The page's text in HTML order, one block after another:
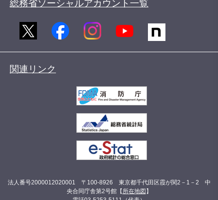
総務省ソーシャルアカウント一覧
関連リンク
法人番号2000012020001 〒100-8926 東京都千代田区霞が関2－1－2 中
央合同庁舎第2号館【 所在地図 】